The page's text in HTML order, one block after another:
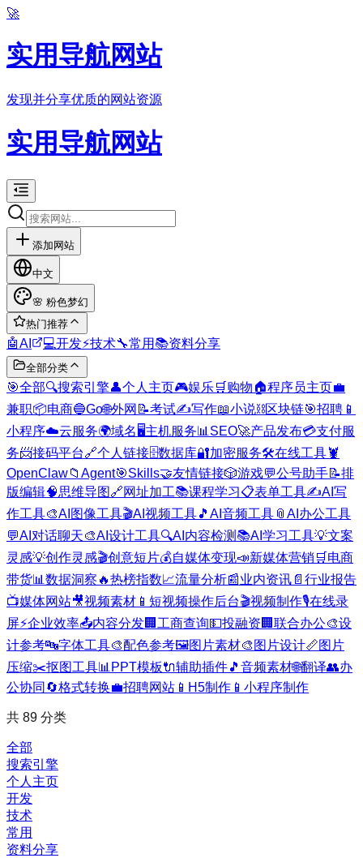
🚀
实用导航网站
发现并分享优质的网站资源
实用导航网站
添加网站
中文
🌸 粉色梦幻
热门推荐
🤖AI 💻开发⚡技术🔧常用 📚资料分享
全部分类
🎯全部🔍搜索引擎👤个人主页🎮娱乐🛒 购物🏠程序员主页💼
兼职📦电商🔵Go🌐外网 📝考试✍️写作📖小说⛓️区块链🎯招聘 📱
小程序☁️云服务🌍域名 🖥️主机服务📊 SEO🚀产品发布💳支付服
务📨接码平台🔗个人链接🗄️数据库🔐加密服务🛠️在线工具🦞
OpenClaw📁 Agent🎯Skills🤝友情链接🎲游戏💬公号助手📝排
版编辑🧠思维导图🔗网址加工📚课程学习📋表单工具✍️AI写
作工具🎨AI图像工具🎬AI视频工具🎵 AI音频工具 📎 AI办公工具
💬AI对话聊天🎨AI设计工具🔍AI内容检测 📚AI学习工具💡文案
灵感💡创作灵感🎬创意短片💰自媒体变现📣新媒体营销 🛒 电商
带货📊 数据洞察 🔥热榜指数📈流量分析📰业内资讯 📄 行业报告
📺媒体网站🎥视频素材 📱 短视频操作后台🎬视频制作🎙️在线录
屏⚡企业效率📤内容分发🏢 工商查询💵投融资 🏢 联合办公🎨设
计参考🔤字体工具🎨配色参考🖼️图片素材🎨 图片设计📏图片
压缩✂️抠图工具📊 PPT模板🔌辅助插件🎵 音频素材🌐翻译👥办
公协同 🔄格式转换💼招聘网站 📱 H5制作 📱 小程序制作
共 89 分类
全部
搜索引擎
个人主页
开发
技术
常用
资料分享